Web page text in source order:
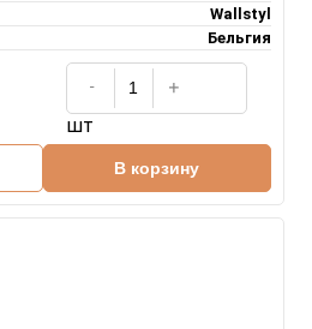
Wallstyl
Бельгия
шт
В корзину